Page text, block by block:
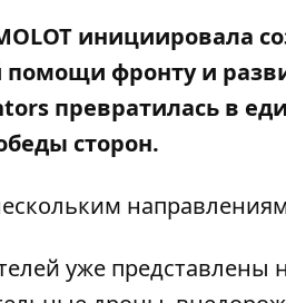
инициировала
помощи фронту и
превратилась в
сторон.
уже представлены